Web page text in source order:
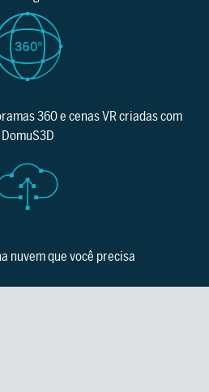
360 e cenas VR criadas com
DomuS3D
nuvem que você precisa